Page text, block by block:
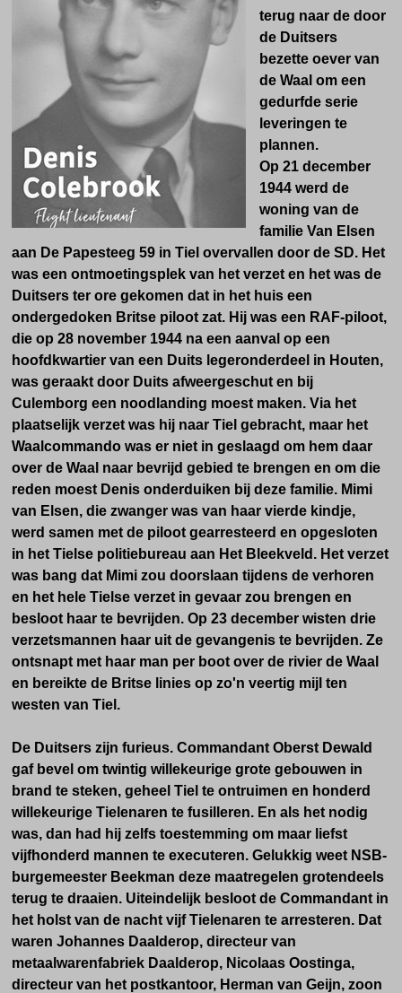
terug naar de door
de Duitsers
bezette oever van
de Waal om een
gedurfde serie
leveringen te
plannen.
Op 21 december
1944 werd de
woning van de
familie Van Elsen
aan De Papesteeg 59 in Tiel overvallen door de SD. Het
was een ontmoetingsplek van het verzet en het was de
Duitsers ter ore gekomen dat in het huis een
ondergedoken Britse piloot zat. Hij was een RAF-piloot,
die op 28 november 1944 na een aanval op een
hoofdkwartier van een Duits legeronderdeel in Houten,
was geraakt door Duits afweergeschut en bij
Culemborg een noodlanding moest maken. Via het
plaatselijk verzet was hij naar Tiel gebracht, maar het
Waalcommando was er niet in geslaagd om hem daar
over de Waal naar bevrijd gebied te brengen en om die
reden moest Denis onderduiken bij deze familie. Mimi
van Elsen, die zwanger was van haar vierde kindje,
werd samen met de piloot gearresteerd en opgesloten
in het Tielse politiebureau aan Het Bleekveld. Het verzet
was bang dat Mimi zou doorslaan tijdens de verhoren
en het hele Tielse verzet in gevaar zou brengen en
besloot haar te bevrijden. Op 23 december wisten drie
verzetsmannen haar uit de gevangenis te bevrijden. Ze
ontsnapt met haar man per boot over de rivier de Waal
en bereikte de Britse linies op zo'n veertig mijl ten
westen van Tiel.
De Duitsers zijn furieus. Commandant Oberst Dewald
gaf bevel om twintig willekeurige grote gebouwen in
brand te steken, geheel Tiel te ontruimen en honderd
willekeurige Tielenaren te fusilleren. En als het nodig
was, dan had hij zelfs toestemming om maar liefst
vijfhonderd mannen te executeren. Gelukkig weet NSB-
burgemeester Beekman deze maatregelen grotendeels
terug te draaien. Uiteindelijk besloot de Commandant in
het holst van de nacht vijf Tielenaren te arresteren. Dat
waren Johannes Daalderop, directeur van
metaalwarenfabriek Daalderop, Nicolaas Oostinga,
directeur van het postkantoor, Herman van Geijn, zoon